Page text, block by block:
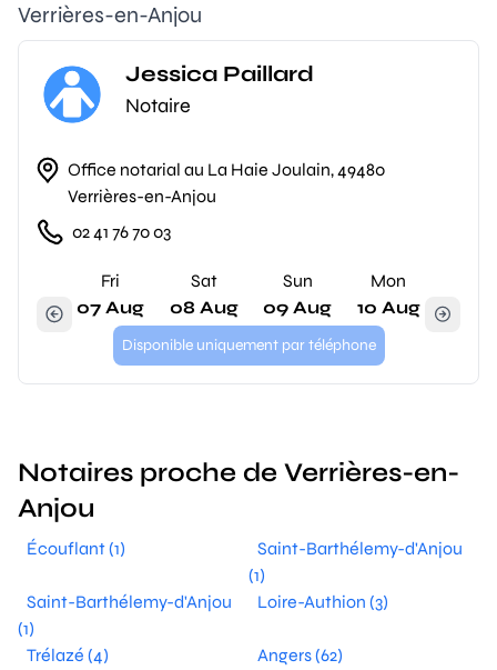
Verrières-en-Anjou
Jessica Paillard
Notaire
Office notarial au La Haie Joulain, 49480
Verrières-en-Anjou
02 41 76 70 03
Fri
07 Aug
Sat
08 Aug
Sun
09 Aug
Mon
10 Aug
Disponible uniquement par téléphone
Notaires proche de Verrières-en-
Anjou
Écouflant (1)
Saint-Barthélemy-d'Anjou
(1)
Saint-Barthélemy-d'Anjou
(1)
Loire-Authion (3)
Trélazé (4)
Angers (62)